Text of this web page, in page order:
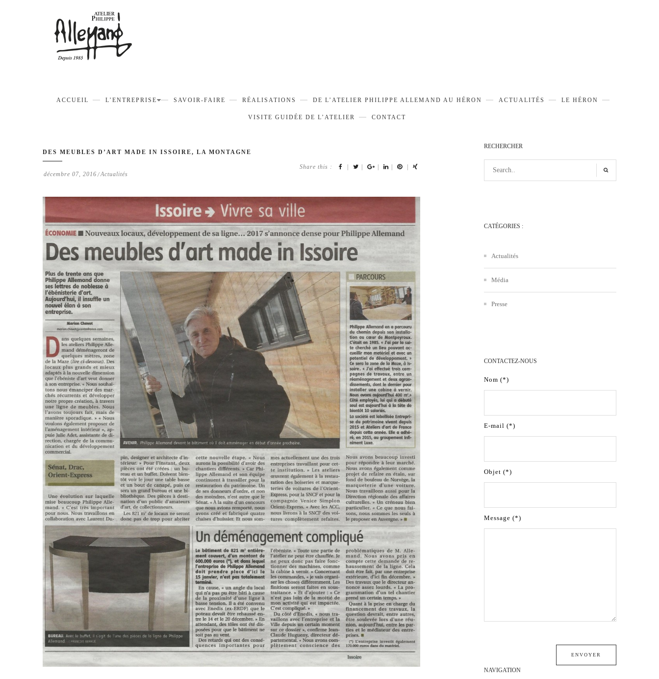
ACCUEIL L’ENTREPRISE SAVOIR-FAIRE RÉALISATIONS DE L’ATELIER PHILIPPE ALLEMAND AU HÉRON ACTUALITÉS LE HÉRON
VISITE GUIDÉE DE L’ATELIER CONTACT
DES MEUBLES D’ART MADE IN ISSOIRE, LA MONTAGNE
décembre 07, 2016 Actualités
Share this :
RECHERCHER
CATÉGORIES :
Actualités
Média
Presse
CONTACTEZ-NOUS
Nom (*)
E-mail (*)
Objet (*)
Message (*)
NAVIGATION